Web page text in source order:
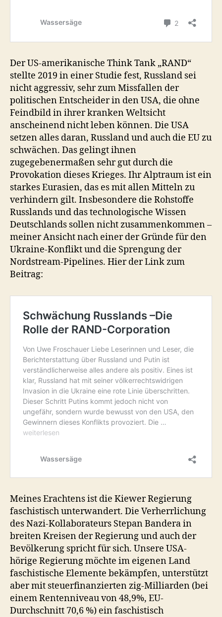
Der US-amerikanische Think Tank „RAND“
stellte 2019 in einer Studie fest, Russland sei
nicht aggressiv, sehr zum Missfallen der
politischen Entscheider in den USA, die ohne
Feindbild in ihrer kranken Weltsicht
anscheinend nicht leben können. Die USA
setzen alles daran, Russland und auch die EU zu
schwächen. Das gelingt ihnen
zugegebenermaßen sehr gut durch die
Provokation dieses Krieges. Ihr Alptraum ist ein
starkes Eurasien, das es mit allen Mitteln zu
verhindern gilt. Insbesondere die Rohstoffe
Russlands und das technologische Wissen
Deutschlands sollen nicht zusammenkommen –
meiner Ansicht nach einer der Gründe für den
Ukraine-Konflikt und die Sprengung der
Nordstream-Pipelines. Hier der Link zum
Beitrag:
Meines Erachtens ist die Kiewer Regierung
faschistisch unterwandert. Die Verherrlichung
des Nazi-Kollaborateurs Stepan Bandera in
breiten Kreisen der Regierung und auch der
Bevölkerung spricht für sich. Unsere USA-
hörige Regierung möchte im eigenen Land
faschistische Elemente bekämpfen, unterstützt
aber mit steuerfinanzierten zig-Milliarden (bei
einem Rentenniveau von 48,9%, EU-
Durchschnitt 70,6 %) ein faschistisch